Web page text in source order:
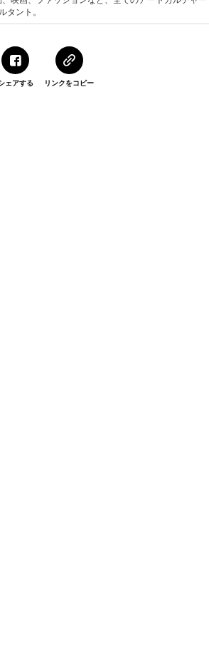
タント。
ェアする リンクをコピー